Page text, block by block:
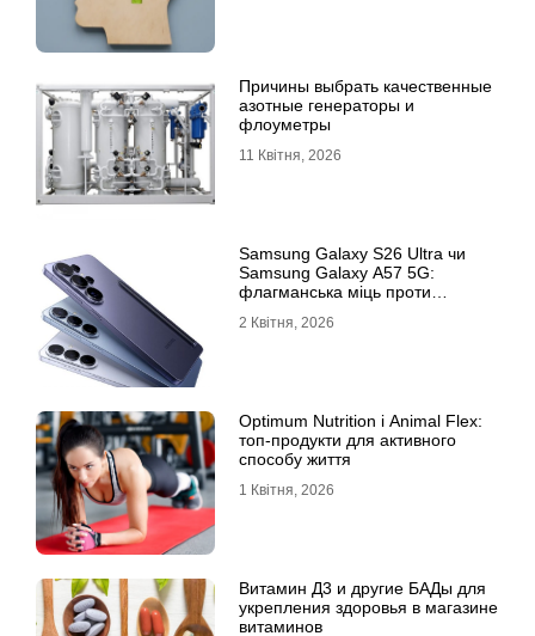
Причины выбрать качественные
азотные генераторы и
флоуметры
11 Квітня, 2026
Samsung Galaxy S26 Ultra чи
Samsung Galaxy A57 5G:
флагманська міць проти
2 Квітня, 2026
Optimum Nutrition і Animal Flex:
топ-продукти для активного
способу життя
1 Квітня, 2026
Витамин Д3 и другие БАДы для
укрепления здоровья в магазине
витаминов